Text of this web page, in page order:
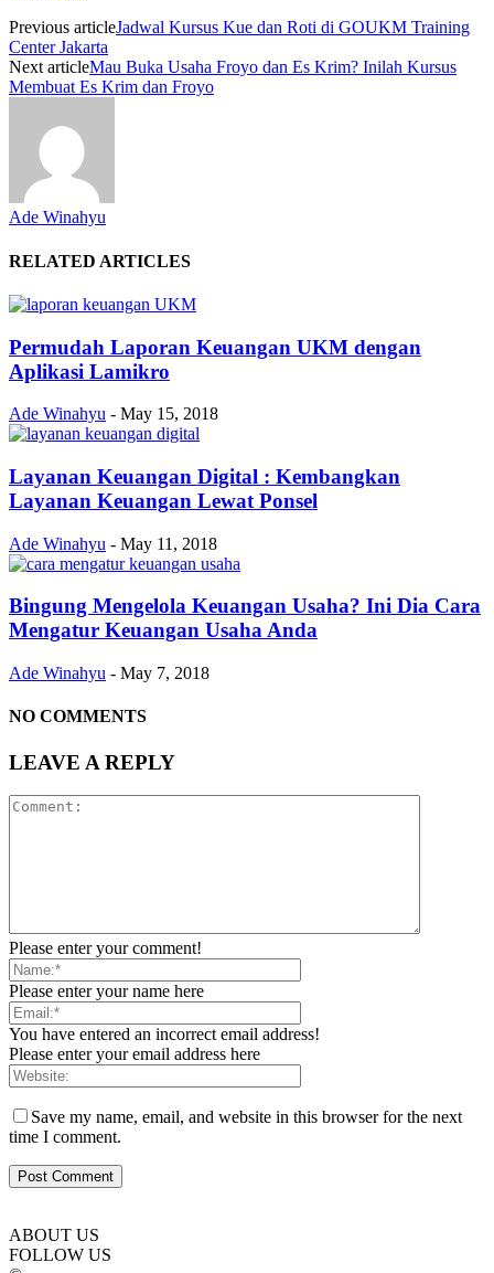
Previous articleJadwal Kursus Kue dan Roti di GOUKM Training
Center Jakarta
Next articleMau Buka Usaha Froyo dan Es Krim? Inilah Kursus
Membuat Es Krim dan Froyo
Ade Winahyu
RELATED ARTICLES
Permudah Laporan Keuangan UKM dengan
Aplikasi Lamikro
Ade Winahyu - May 15, 2018
Layanan Keuangan Digital : Kembangkan
Layanan Keuangan Lewat Ponsel
Ade Winahyu - May 11, 2018
Bingung Mengelola Keuangan Usaha? Ini Dia Cara
Mengatur Keuangan Usaha Anda
Ade Winahyu - May 7, 2018
NO COMMENTS
LEAVE A REPLY
Please enter your comment!
Please enter your name here
You have entered an incorrect email address!
Please enter your email address here
Save my name, email, and website in this browser for the next
time I comment.
ABOUT US
FOLLOW US